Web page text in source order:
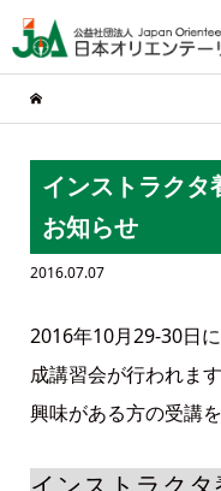
インストラクタ
お知らせ
2016.07.07
2016年10月29-30日
成講習会が行われま
興味がある方の受講